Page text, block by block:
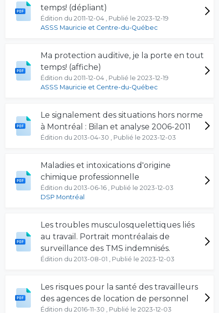
temps! (dépliant)
Édition du 2011-12-04 , Publié le 2023-12-19
ASSS Mauricie et Centre-du-Québec
Ma protection auditive, je la porte en tout
temps! (affiche)
Édition du 2011-12-04 , Publié le 2023-12-19
ASSS Mauricie et Centre-du-Québec
Le signalement des situations hors norme
à Montréal : Bilan et analyse 2006-2011
Édition du 2013-04-30 , Publié le 2023-12-03
Maladies et intoxications d'origine
chimique professionnelle
Édition du 2013-06-16 , Publié le 2023-12-03
DSP Montréal
Les troubles musculosquelettiques liés
au travail. Portrait montréalais de
surveillance des TMS indemnisés.
Édition du 2013-08-01 , Publié le 2023-12-03
Les risques pour la santé des travailleurs
des agences de location de personnel
Édition du 2016-11-30 , Publié le 2023-12-03